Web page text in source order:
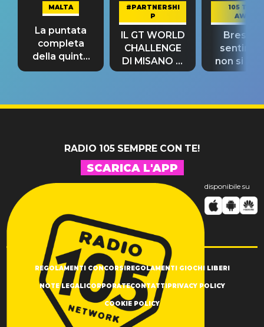
MALTA
La puntata
completa
della quinta
tappa
#PARTNERSHI
P
IL GT WORLD
CHALLENGE
DI MISANO si
riconferma
105 TAKE
AWAY
Bresh:
non si
fino alla
RADIO 105 SEMPRE CON TE!
SCARICA L'APP
disponibile su
REGOLAMENTI CONCORSI REGOLAMENTI GIOCHI LIBERI
NOTE LEGALI CORPORATECONTATTI PRIVACY POLICY
COOKIE POLICY